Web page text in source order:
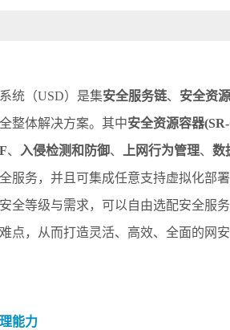
统（USD）是集安全服务链、 安全资
整体解决方案。其中安全资源容器
、 入侵检测和防御、 上网行为管理、 数
服务，并且可集成任意支持虚拟化部
全等级与需求，可以自由选配安全服
点，从而打造灵活、高效、全面的网
能力